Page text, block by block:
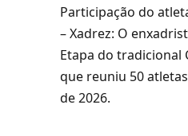
Participação do
– Xadrez: O
Etapa do tradicional
que reuniu 50
de 2026.